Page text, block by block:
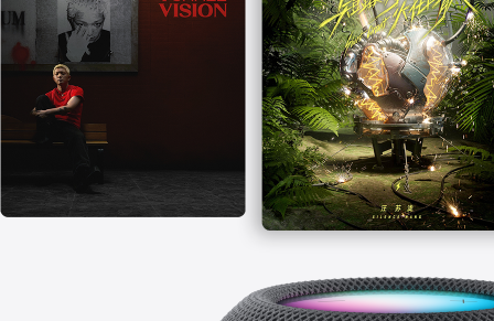
打
开)